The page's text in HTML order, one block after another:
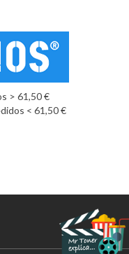
> 61,50 €
< 61,50 €